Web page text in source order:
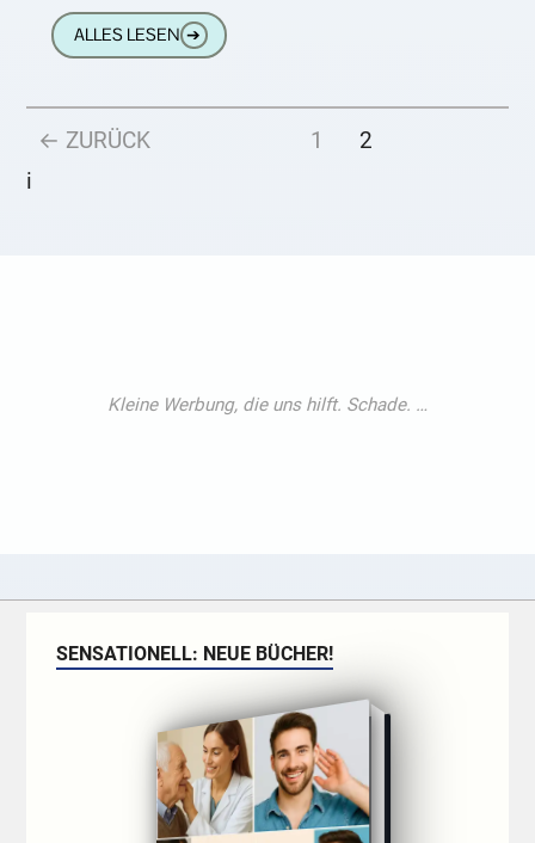
kann, stellt
ALLES LESEN ➔
← ZURÜCK 1
2
i
SENSATIONELL: NEUE BÜCHER!